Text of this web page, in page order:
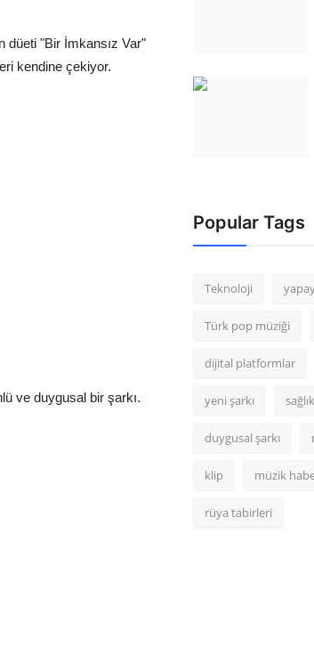
düeti "Bir İmkansız Var"
kendine çekiyor.
ve duygusal bir şarkı.
Popular Tags
Teknoloji
Türk pop müziği
dijital platformlar
yeni şarkı sağlık
duygusal şarkı
klip müzik
rüya tabirleri